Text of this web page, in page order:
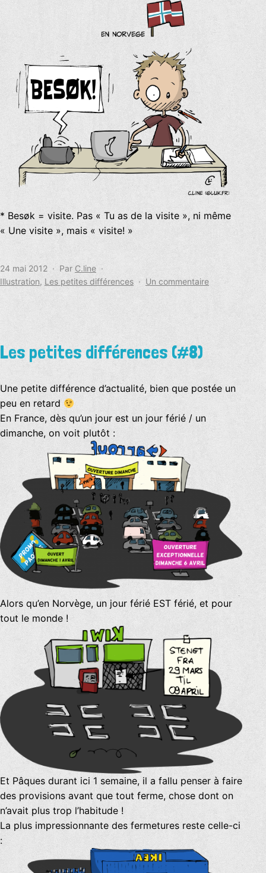
* Besøk = visite. Pas « Tu as de la visite », ni même
« Une visite », mais « visite! »
Publié
le
24 mai 2012 Par C.line
Catégorisé
Illustration, Les petites différences Un commentairesur
Les petites différences (#8)
Une petite différence d’actualité, bien que postée un
peu en retard
En France, dès qu’un jour est un jour férié / un
dimanche, on voit plutôt :
Alors qu’en Norvège, un jour férié EST férié, et pour
tout le monde !
Et Pâques durant ici 1 semaine, il a fallu penser à faire
des provisions avant que tout ferme, chose dont on
n’avait plus trop l’habitude !
La plus impressionnante des fermetures reste celle-ci
: